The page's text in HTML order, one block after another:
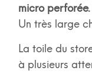
micro perforée.
Un très large
La toile du
à plusieurs